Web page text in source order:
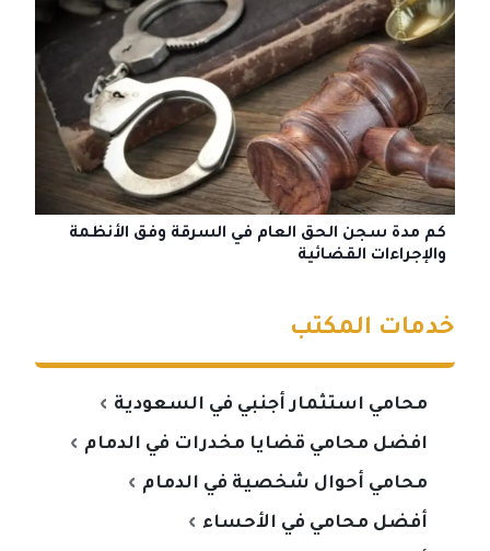
كم مدة سجن الحق العام في السرقة وفق الأنظمة
والإجراءات القضائية
خدمات المكتب
محامي استثمار أجنبي في السعودية
افضل محامي قضايا مخدرات في الدمام
محامي أحوال شخصية في الدمام
أفضل محامي في الأحساء